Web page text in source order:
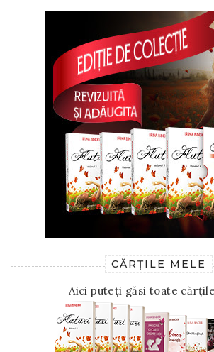
CĂRȚILE MELE
Aici puteți găsi toate